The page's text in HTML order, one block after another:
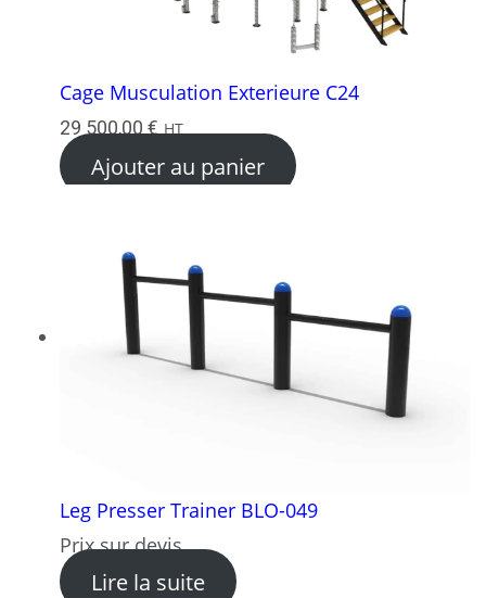
Cage Musculation Exterieure C24
29 500,00€ HT
Ajouter au panier
Leg Presser Trainer BLO-049
Prix sur devis
Lire la suite: Leg Presser Trainer BLO-